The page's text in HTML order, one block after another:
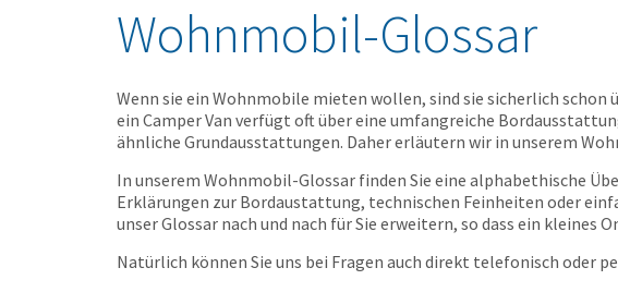
Wohnmobil-Glossar
Wenn sie ein Wohnmobile mieten wollen, sind sie sicherlich
ein Camper Van verfügt oft über eine umfangreiche
ähnliche Grundausstattungen. Daher erläutern wir in unserem
In unserem Wohnmobil-Glossar finden Sie eine alphabethische
Erklärungen zur Bordaustattung, technischen Feinheiten oder
unser Glossar nach und nach für Sie erweitern, so dass ein
Natürlich können Sie uns bei Fragen auch direkt telefonisch oder